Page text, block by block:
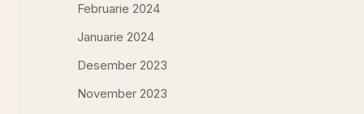
Februarie 2024
Januarie 2024
Desember 2023
November 2023